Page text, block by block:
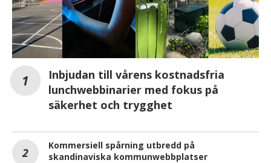
Inbjudan till vårens kostnadsfria
lunchwebbinarier med fokus på
säkerhet och trygghet
Kommersiell spårning utbredd på
skandinaviska kommunwebbplatser